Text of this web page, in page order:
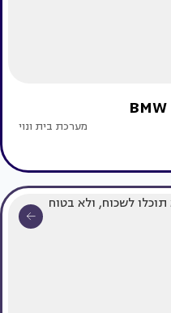
מערכת בית ונוי